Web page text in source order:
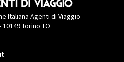
Italiana Agenti di Viaggio
Torino TO